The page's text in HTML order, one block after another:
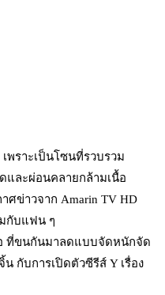
พราะเป็นโซนที่รวบรวม
และผ่อนคลายกล้ามเนื้อ
ศข่าวจาก Amarin TV HD
กับแฟน ๆ
ที่ขนกันมาลดแบบจัดหนักจัด
กับการเปิดตัวซีรีส์ Y เรื่อง